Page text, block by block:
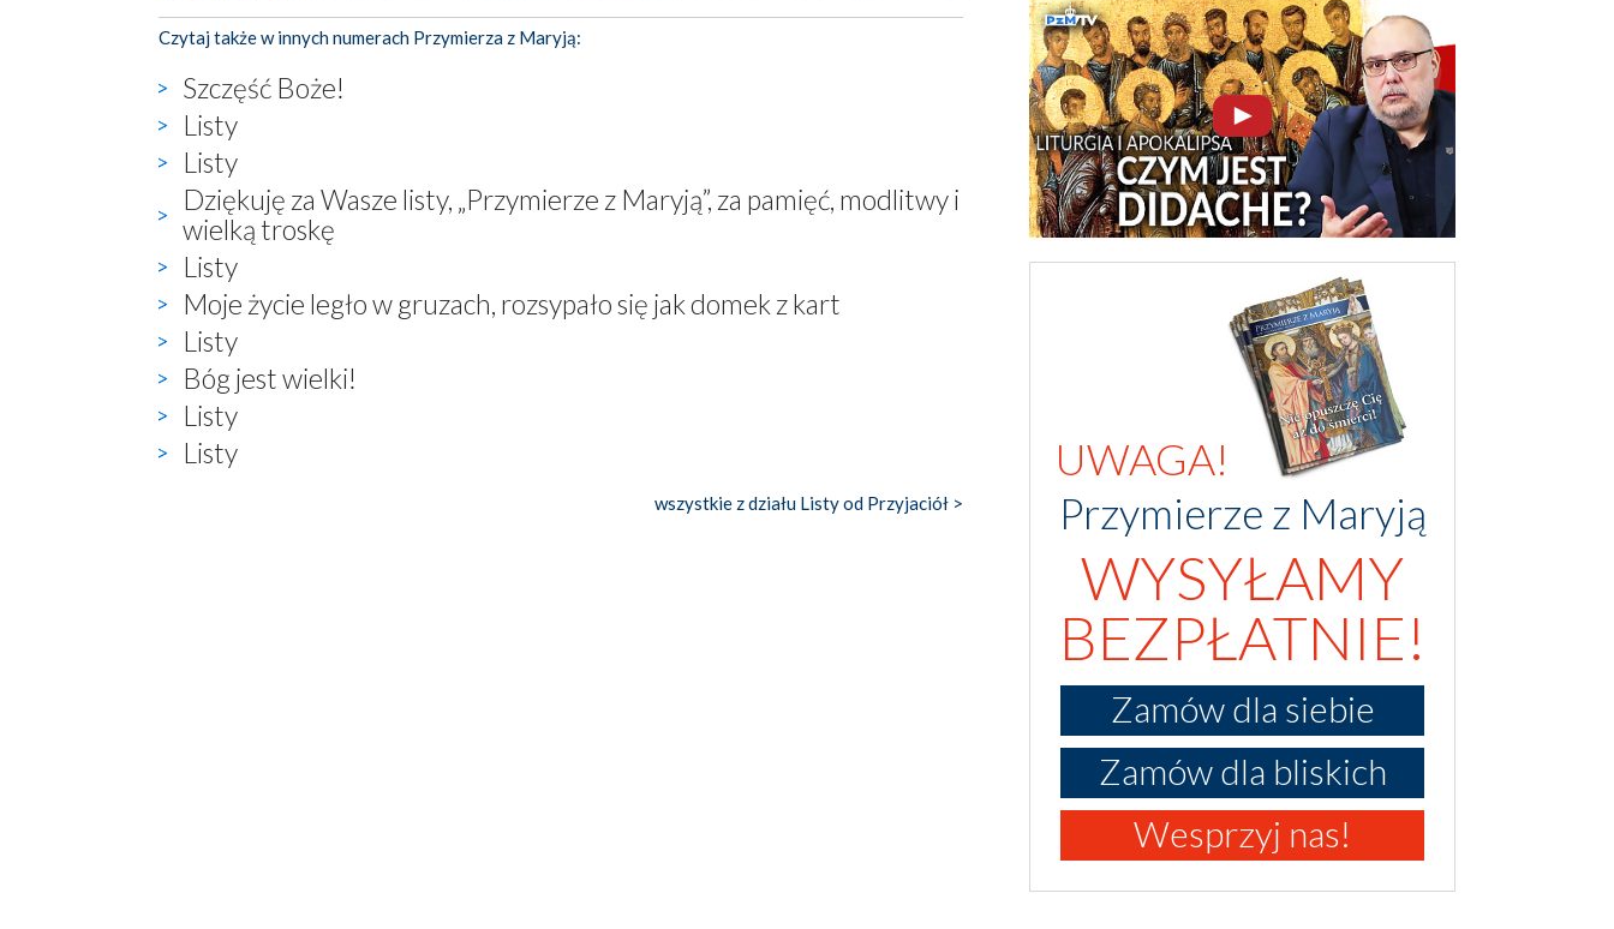
Czytaj także w innych numerach Przymierza z Maryją:
Szczęść Boże!
Listy
Listy
Dziękuję za Wasze listy, „Przymierze z Maryją”, za pamięć, modlitwy i
wielką troskę
Listy
Moje życie legło w gruzach, rozsypało się jak domek z kart
Listy
Bóg jest wielki!
Listy
Listy
wszystkie z działu Listy od Przyjaciół >
UWAGA!
Przymierze z Maryją
WYSYŁAMY
BEZPŁATNIE!
Zamów dla siebie
Zamów dla bliskich
Wesprzyj nas!